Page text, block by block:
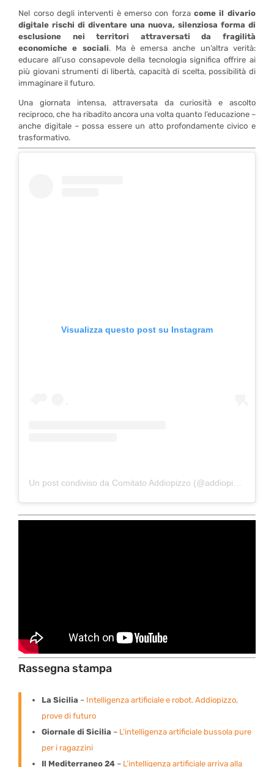
Nel corso degli interventi è emerso con forzacome il divario
digitale rischi di diventare una nuova, silenziosa forma di
esclusione nei territori attraversati da fragilità
economiche e sociali. Ma è emersa anche un’altra verità:
educare all’uso consapevole della tecnologia significa offrire ai
più giovani strumenti di libertà, capacità di scelta, possibilità di
immaginare il futuro.
Una giornata intensa, attraversata da curiosità e ascolto
reciproco, che ha ribadito ancora una volta quanto l’educazione –
anche digitale – possa essere un atto profondamente civico e
trasformativo.
Visualizza questo post su Instagram
Rassegna stampa
La Sicilia – Intelligenza artificiale e robot. Addiopizzo,
prove di futuro
Giornale di Sicilia – L’intelligenza artificiale bussola pure
per i ragazzini
Il Mediterraneo 24 – L’intelligenza artificiale arriva alla